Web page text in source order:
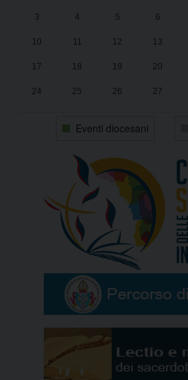
3 4 5 6
10 11 12 13
17 18 19 20
24 25 26 27
Eventi diocesani